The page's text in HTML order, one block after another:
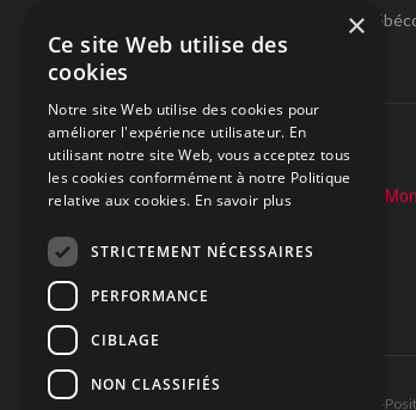
Pole-Position, le seul magazine
automobile.
SUIVEZ-NOUS
Tous droits réservés © Les Éditions Pole-
×
Ce site Web utilise des
cookies
Notre site Web utilise des cookies pour
améliorer l'expérience utilisateur. En
utilisant notre site Web, vous acceptez tous
les cookies conformément à notre Politique
relative aux cookies. En savoir plus
STRICTEMENT NÉCESSAIRES
PERFORMANCE
CIBLAGE
NON CLASSIFIÉS